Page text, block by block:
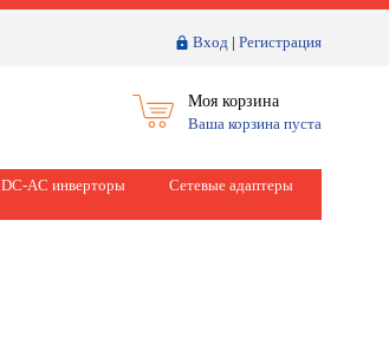
Вход | Регистрация
Моя корзина
Ваша корзина пуста
DC-AC инверторы Сетевые адаптеры